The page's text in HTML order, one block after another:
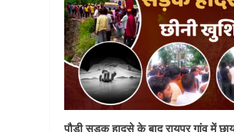
पौड़ी सड़क हादसे के बाद रायपुर गांव में